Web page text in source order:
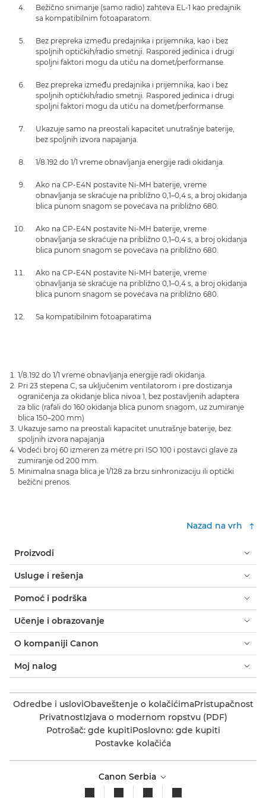
Bežično snimanje (samo radio) zahteva EL-1 kao predajnik
sa kompatibilnim fotoaparatom.
Bez prepreka između predajnika i prijemnika, kao i bez
spoljnih optičkih/radio smetnji. Raspored jedinica i drugi
spoljni faktori mogu da utiču na domet/performanse.
Bez prepreka između predajnika i prijemnika, kao i bez
spoljnih optičkih/radio smetnji. Raspored jedinica i drugi
spoljni faktori mogu da utiču na domet/performanse.
Ukazuje samo na preostali kapacitet unutrašnje baterije,
bez spoljnih izvora napajanja.
1/8.192 do 1/1 vreme obnavljanja energije radi okidanja.
Ako na CP-E4N postavite Ni-MH baterije, vreme
obnavljanja se skraćuje na približno 0,1–0,4 s, a broj okidanja
blica punom snagom se povećava na približno 680.
Ako na CP-E4N postavite Ni-MH baterije, vreme
obnavljanja se skraćuje na približno 0,1–0,4 s, a broj okidanja
blica punom snagom se povećava na približno 680.
Ako na CP-E4N postavite Ni-MH baterije, vreme
obnavljanja se skraćuje na približno 0,1–0,4 s, a broj okidanja
blica punom snagom se povećava na približno 680.
Sa kompatibilnim fotoaparatima
1/8.192 do 1/1 vreme obnavljanja energije radi okidanja.
Pri 23 stepena C, sa uključenim ventilatorom i pre dostizanja
ograničenja za okidanje blica nivoa 1, bez postavljenih adaptera
za blic (rafali do 160 okidanja blica punom snagom, uz zumiranje
blica 150–200 mm)
Ukazuje samo na preostali kapacitet unutrašnje baterije, bez
spoljnih izvora napajanja
Vodeći broj 60 izmeren za metre pri ISO 100 i postavci glave za
zumiranje od 200 mm.
Minimalna snaga blica je 1/128 za brzu sinhronizaciju ili optički
bežični prenos.
Nazad na vrh
Proizvodi
Usluge i rešenja
Pomoć i podrška
Učenje i obrazovanje
O kompaniji Canon
Moj nalog
Odredbe i usloviObaveštenje o kolačićimaPristupačnost
PrivatnostIzjava o modernom ropstvu (PDF)
Potrošač: gde kupitiPoslovno: gde kupiti
Postavke kolačića
Canon Serbia